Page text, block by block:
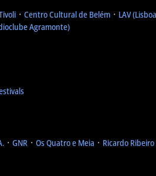
᛫ Centro Cultural de Belém ᛫ LAV
Agramonte)
᛫ GNR ᛫ Os Quatro e Meia ᛫ Ricardo Ribeiro